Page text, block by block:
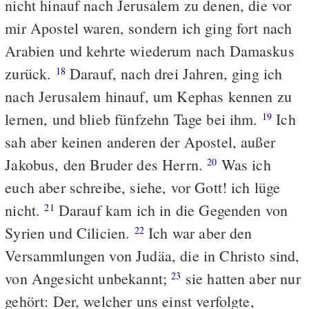
nicht hinauf nach Jerusalem zu denen, die vor
mir Apostel waren, sondern ich ging fort nach
Arabien und kehrte wiederum nach Damaskus
zurück. 18Darauf, nach drei Jahren, ging ich
nach Jerusalem hinauf, um Kephas kennen zu
lernen, und blieb fünfzehn Tage bei ihm. 19 Ich
sah aber keinen anderen der Apostel, außer
Jakobus, den Bruder des Herrn.20 Was ich
euch aber schreibe, siehe, vor Gott! ich lüge
nicht.21 Darauf kam ich in die Gegenden von
Syrien und Cilicien. 22Ich war aber den
Versammlungen von Judäa, die in Christo sind,
von Angesicht unbekannt;23 sie hatten aber nur
gehört: Der, welcher uns einst verfolgte,